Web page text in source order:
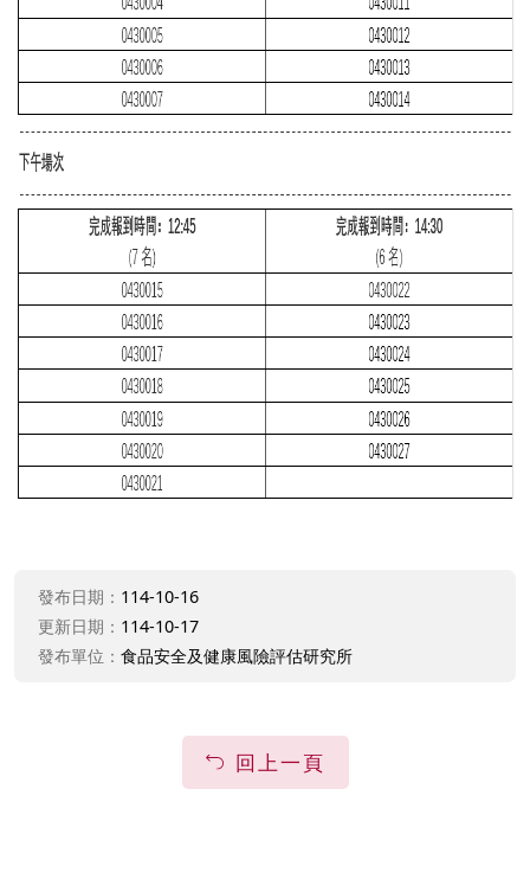
發布日期： 114-10-16
更新日期： 114-10-17
發布單位： 食品安全及健康風險評估研究所
回上一頁